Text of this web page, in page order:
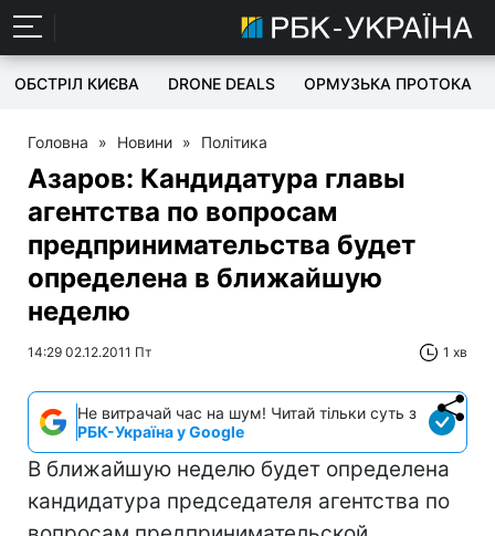
ОБСТРІЛ КИЄВА DRONE DEALS ОРМУЗЬКА ПРОТОКА
Головна » Новини » Політика
Азаров: Кандидатура главы
агентства по вопросам
предпринимательства будет
определена в ближайшую
неделю
14:29 02.12.2011 Пт 1 хв
Не витрачай час на шум! Читай тільки суть з
РБК-Україна у Google
В ближайшую неделю будет определена
кандидатура председателя агентства по